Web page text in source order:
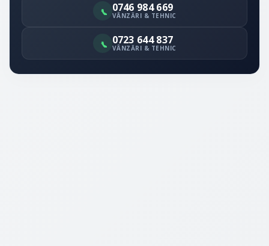
0746 984 669
VÂNZĂRI & TEHNIC
0723 644 837
VÂNZĂRI & TEHNIC